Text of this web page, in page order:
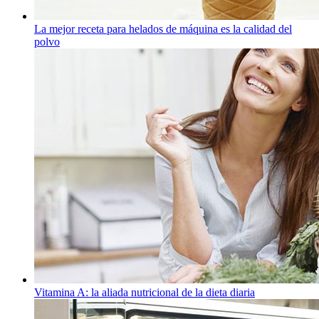
La mejor receta para helados de máquina es la calidad del
polvo
Vitamina A: la aliada nutricional de la dieta diaria